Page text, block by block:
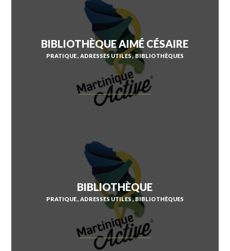
SAINT-ESPRIT
SAINT-JOSEPH
BIBLIOTHÈQUE AIMÉ CÉSAIRE
PRATIQUE ADRESSES UTILES BIBLIOTHÈQUES
BIBLIOTHÈQUE
PRATIQUE ADRESSES UTILES BIBLIOTHÈQUES